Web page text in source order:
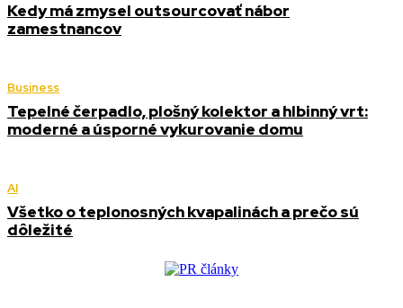
Kedy má zmysel outsourcovať nábor
zamestnancov
Business
Tepelné čerpadlo, plošný kolektor a hlbinný vrt:
moderné a úsporné vykurovanie domu
AI
Všetko o teplonosných kvapalinách a prečo sú
dôležité